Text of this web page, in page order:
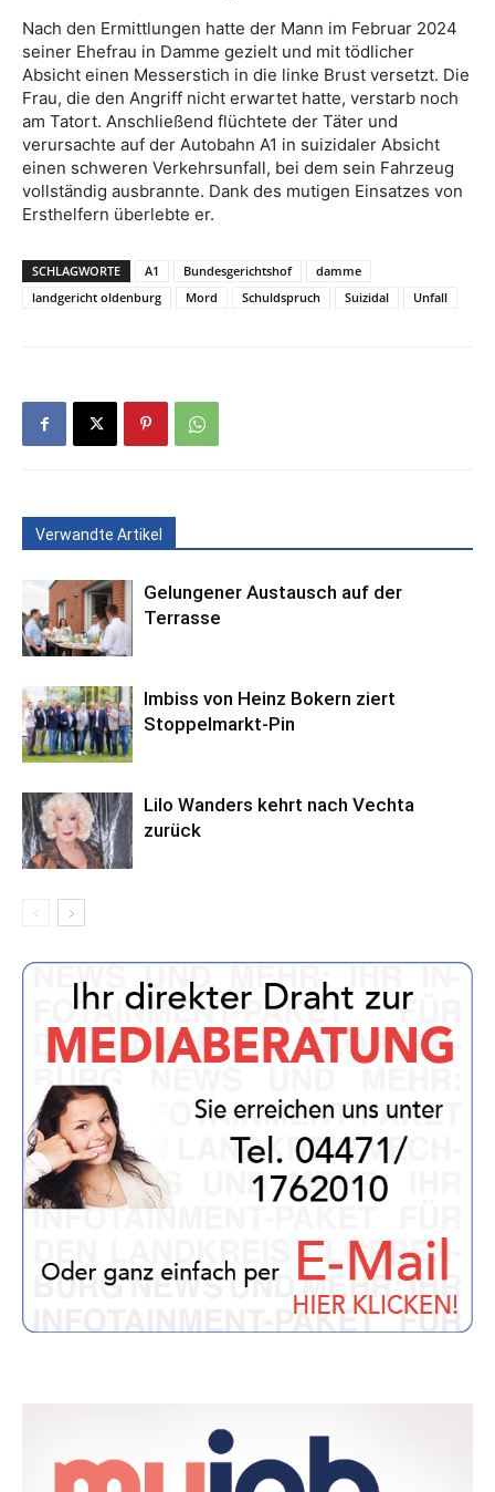
Nach den Ermittlungen hatte der Mann im Februar 2024
seiner Ehefrau in Damme gezielt und mit tödlicher
Absicht einen Messerstich in die linke Brust versetzt. Die
Frau, die den Angriff nicht erwartet hatte, verstarb noch
am Tatort. Anschließend flüchtete der Täter und
verursachte auf der Autobahn A1 in suizidaler Absicht
einen schweren Verkehrsunfall, bei dem sein Fahrzeug
vollständig ausbrannte. Dank des mutigen Einsatzes von
Ersthelfern überlebte er.
SCHLAGWORTE A1 Bundesgerichtshof
damme
landgericht oldenburg
Mord Schuldspruch Suizidal Unfall
Verwandte Artikel
Gelungener Austausch auf der
Terrasse
Imbiss von Heinz Bokern ziert
Stoppelmarkt-Pin
Lilo Wanders kehrt nach Vechta
zurück